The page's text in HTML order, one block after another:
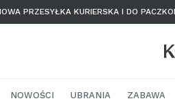
PRZESYŁKA KURIERSKA I DO
NOWOŚCI UBRANIA ZABAWA